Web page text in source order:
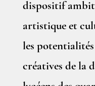
dispositif
artistique et
les
créatives de la